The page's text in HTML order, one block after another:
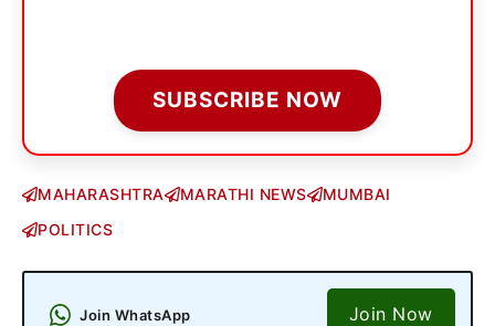
SUBSCRIBE NOW
MAHARASHTRA MARATHI NEWS
MUMBAI
POLITICS
Join WhatsApp Join Now